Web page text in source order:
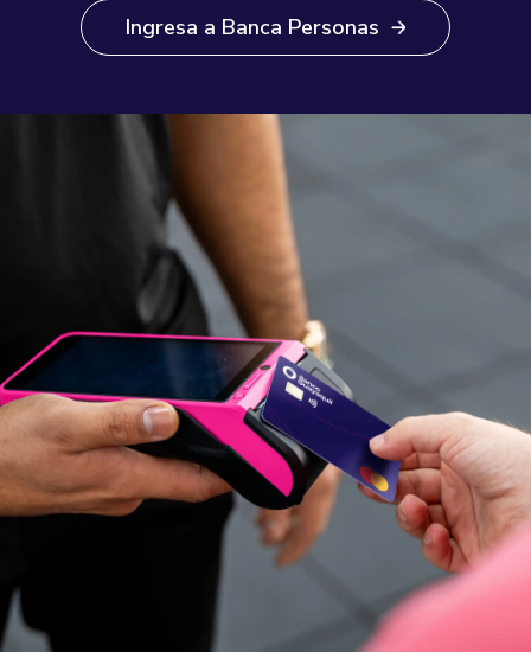
Ingresa a Banca Personas